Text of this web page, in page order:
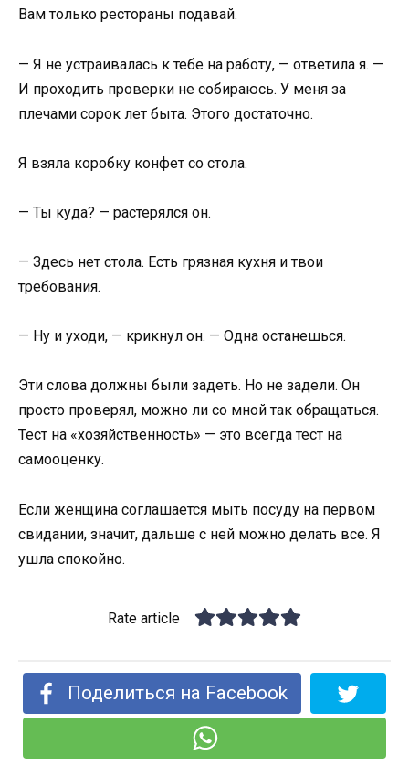
Вам только рестораны подавай.
— Я не устраивалась к тебе на работу, — ответила я. —
И проходить проверки не собираюсь. У меня за
плечами сорок лет быта. Этого достаточно.
Я взяла коробку конфет со стола.
— Ты куда? — растерялся он.
— Здесь нет стола. Есть грязная кухня и твои
требования.
— Ну и уходи, — крикнул он. — Одна останешься.
Эти слова должны были задеть. Но не задели. Он
просто проверял, можно ли со мной так обращаться.
Тест на «хозяйственность» — это всегда тест на
самооценку.
Если женщина соглашается мыть посуду на первом
свидании, значит, дальше с ней можно делать все. Я
ушла спокойно.
Rate article
Поделиться на Facebook